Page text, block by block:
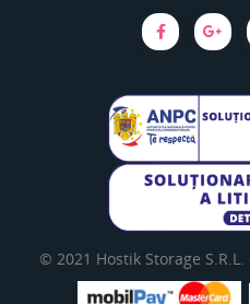
© 2021 Hostik Storage S.R.L.